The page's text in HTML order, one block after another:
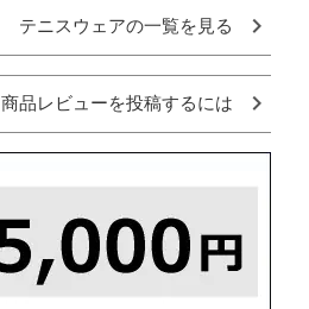
テニスウェアの一覧を見る
商品レビューを投稿するには